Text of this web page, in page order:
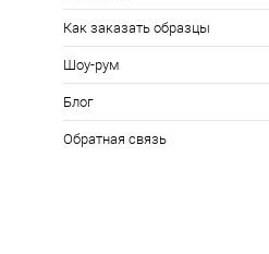
Как заказать образцы
Шоу-рум
Блог
Обратная связь